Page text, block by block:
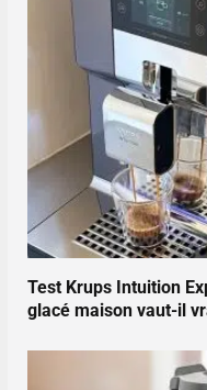
Test Krups Intuition
glacé maison vaut-il